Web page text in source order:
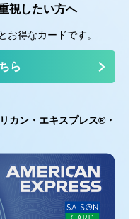
視したい方へ
お得なカードです。
ら
カン・エキスプレス®・